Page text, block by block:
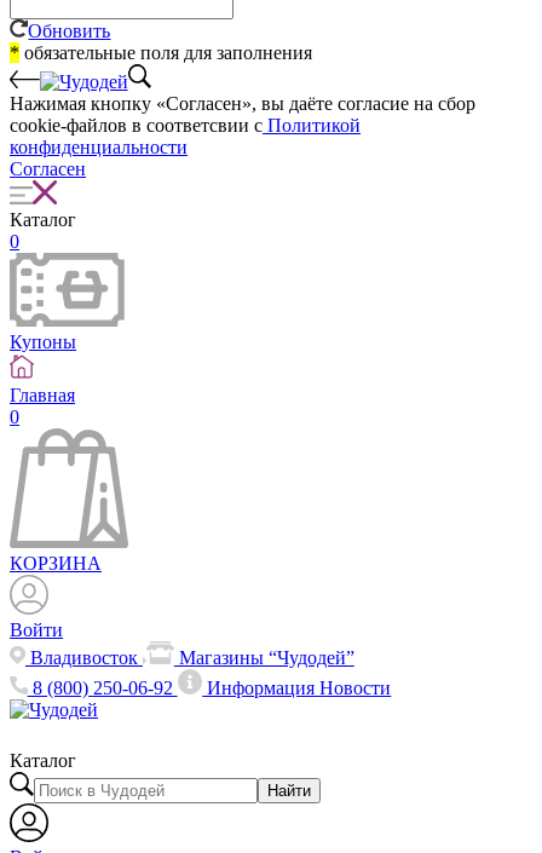
Обновить
* обязательные поля для заполнения
Нажимая кнопку «Согласен», вы даёте cогласие на сбор
cookie-файлов в соответсвии с Политикой
конфиденциальности
Согласен
Каталог
0
Купоны
Главная
0
КОРЗИНА
Войти
Владивосток
Магазины “Чудодей”
8 (800) 250-06-92
ИнформацияНовости
Каталог
Найти